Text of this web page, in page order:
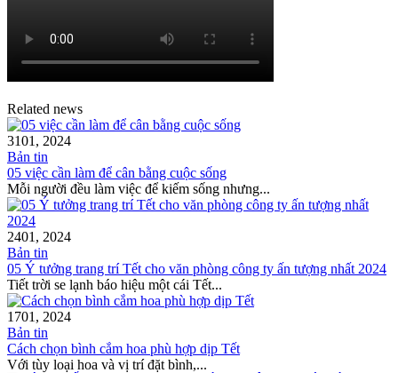
Related news
3101, 2024
Bản tin
05 việc cần làm để cân bằng cuộc sống
Mỗi người đều làm việc để kiếm sống nhưng...
2401, 2024
Bản tin
05 Ý tưởng trang trí Tết cho văn phòng công ty ấn tượng nhất 2024
Tiết trời se lạnh báo hiệu một cái Tết...
1701, 2024
Bản tin
Cách chọn bình cắm hoa phù hợp dịp Tết
Với tùy loại hoa và vị trí đặt bình,...